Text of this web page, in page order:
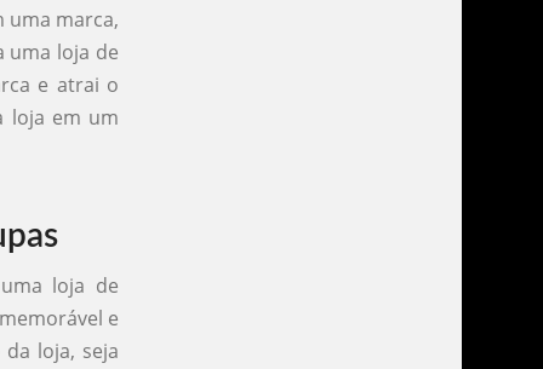
uma marca,
uma loja de
e atrai o
loja em um
loja de
e
loja, seja